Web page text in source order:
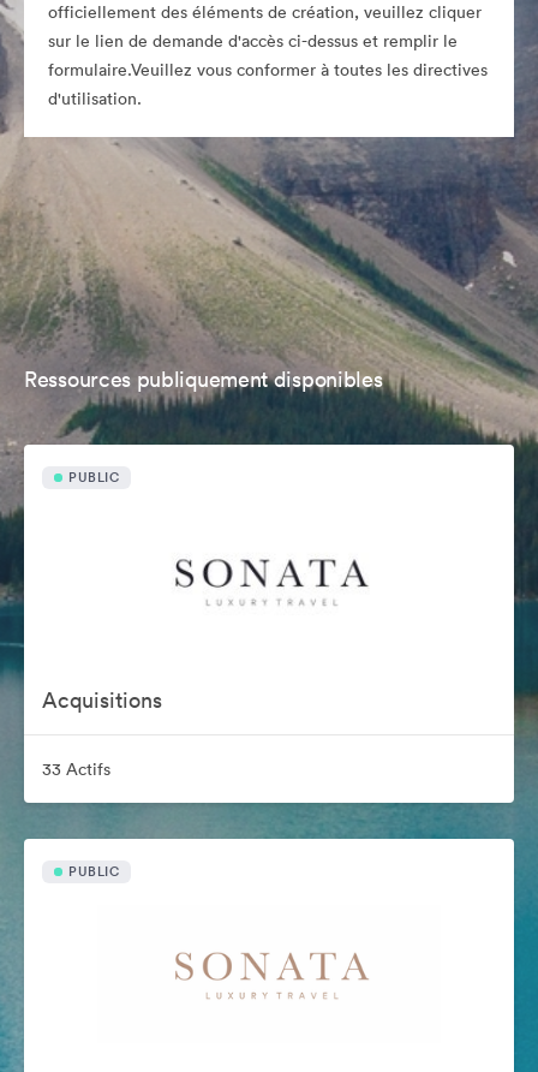
officiellement des éléments de création, veuillez cliquer
sur le lien de demande d'accès ci-dessus et remplir le
formulaire.Veuillez vous conformer à toutes les directives
d'utilisation.
Ressources publiquement disponibles
PUBLIC
Acquisitions
33 Actifs
PUBLIC